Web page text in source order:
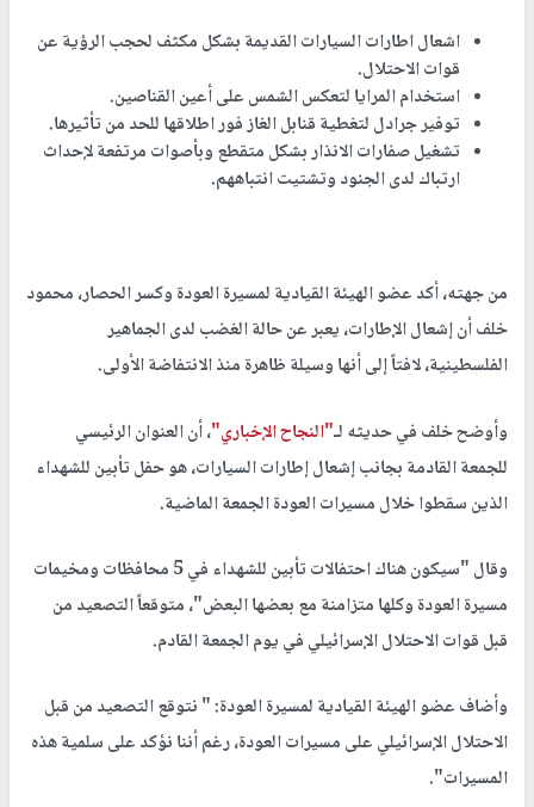
اشعال اطارات السيارات القديمة بشكل مكثف لحجب الرؤية عن
قوات الاحتلال.
استخدام المرايا لتعكس الشمس على أعين القناصين.
توفير جرادل لتغطية قنابل الغاز فور اطلاقها للحد من تأثيرها.
تشغيل صفارات الانذار بشكل متقطع وبأصوات مرتفعة لإحداث
ارتباك لدى الجنود وتشتيت انتباههم.
من جهته، أكد عضو الهيئة القيادية لمسيرة العودة وكسر الحصار، محمود
خلف أن إشعال الإطارات، يعبر عن حالة الغضب لدى الجماهير
الفلسطينية، لافتاً إلى أنها وسيلة ظاهرة منذ الانتفاضة الأولى.
وأوضح خلف في حديثه لـ"النجاح الإخباري"، أن العنوان الرئيسي
للجمعة القادمة بجانب إشعال إطارات السيارات، هو حفل تأبين للشهداء
الذين سقطوا خلال مسيرات العودة الجمعة الماضية.
وقال "سيكون هناك احتفالات تأبين للشهداء في 5 محافظات ومخيمات
مسيرة العودة وكلها متزامنة مع بعضها البعض"، متوقعاً التصعيد من
قبل قوات الاحتلال الإسرائيلي في يوم الجمعة القادم.
وأضاف عضو الهيئة القيادية لمسيرة العودة: " نتوقع التصعيد من قبل
الاحتلال الإسرائيلي على مسيرات العودة، رغم أننا نؤكد على سلمية هذه
المسيرات".